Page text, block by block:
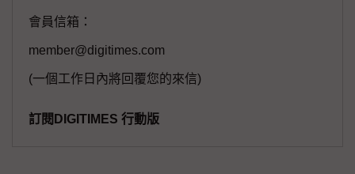
會員信箱：
member@digitimes.com
(一個工作日內將回覆您的來信)
訂閱DIGITIMES 行動版